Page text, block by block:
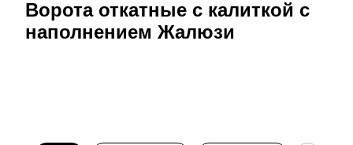
Ворота откатные с калиткой с
наполнением Жалюзи